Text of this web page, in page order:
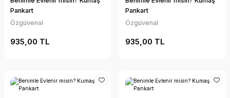
Pankart
Özgüvenal
935,00 TL
Pankart
Özgüvenal
935,00 TL